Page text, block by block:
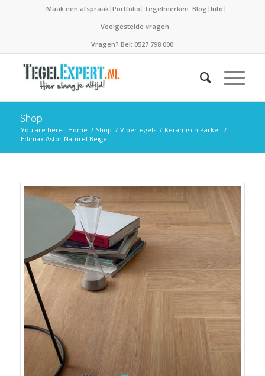
Maak een afspraak Portfolio Tegelmerken Blog Info
Veelgestelde vragen
Vragen? Bel: 0527 798 000
Shop
You are here: Home / Shop / Vloertegels / Keramisch Parket /
Edimax Astor Naturel Beige